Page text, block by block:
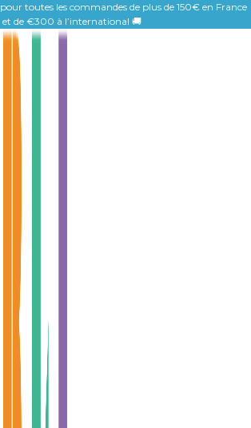
pour toutes les commandes de plus de 150€ en France
et de €300 à l’international 🚚